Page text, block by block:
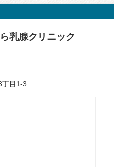
乳腺クリニック
丁目1-3